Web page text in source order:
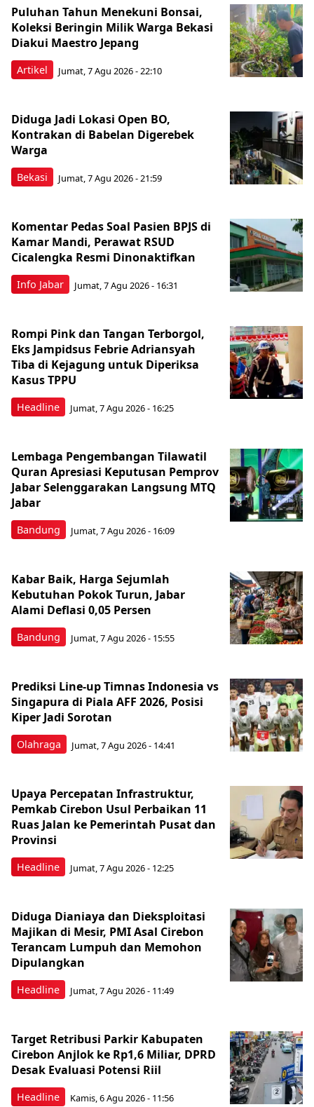
Artikel
Puluhan Tahun Menekuni Bonsai,
Koleksi Beringin Milik Warga Bekasi
Diakui Maestro Jepang
Jumat, 7 Agu 2026 - 22:10
Bekasi
Diduga Jadi Lokasi Open BO,
Kontrakan di Babelan Digerebek
Warga
Jumat, 7 Agu 2026 - 21:59
Info Jabar
Komentar Pedas Soal Pasien BPJS di
Kamar Mandi, Perawat RSUD
Cicalengka Resmi Dinonaktifkan
Jumat, 7 Agu 2026 - 16:31
Headline
Rompi Pink dan Tangan Terborgol,
Eks Jampidsus Febrie Adriansyah
Tiba di Kejagung untuk Diperiksa
Kasus TPPU
Jumat, 7 Agu 2026 - 16:25
Bandung
Lembaga Pengembangan Tilawatil
Quran Apresiasi Keputusan Pemprov
Jabar Selenggarakan Langsung MTQ
Jabar
Jumat, 7 Agu 2026 - 16:09
Bandung
Kabar Baik, Harga Sejumlah
Kebutuhan Pokok Turun, Jabar
Alami Deflasi 0,05 Persen
Jumat, 7 Agu 2026 - 15:55
Olahraga
Prediksi Line-up Timnas Indonesia vs
Singapura di Piala AFF 2026, Posisi
Kiper Jadi Sorotan
Jumat, 7 Agu 2026 - 14:41
Headline
Upaya Percepatan Infrastruktur,
Pemkab Cirebon Usul Perbaikan 11
Ruas Jalan ke Pemerintah Pusat dan
Provinsi
Jumat, 7 Agu 2026 - 12:25
Headline
Diduga Dianiaya dan Dieksploitasi
Majikan di Mesir, PMI Asal Cirebon
Terancam Lumpuh dan Memohon
Dipulangkan
Jumat, 7 Agu 2026 - 11:49
Headline
Target Retribusi Parkir Kabupaten
Cirebon Anjlok ke Rp1,6 Miliar, DPRD
Desak Evaluasi Potensi Riil
Kamis, 6 Agu 2026 - 11:56